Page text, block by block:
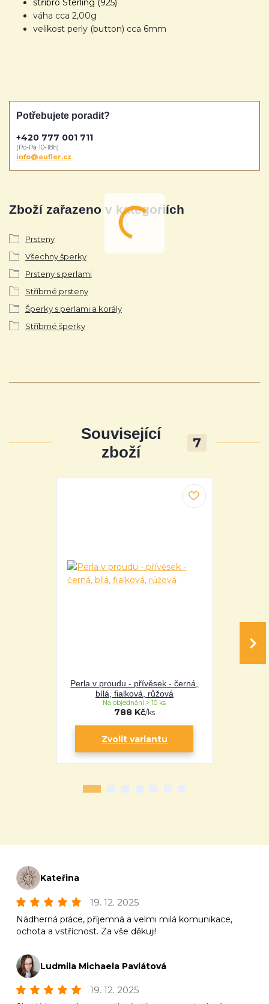
stříbro Sterling (925)
váha cca 2,00g
velikost perly (button) cca 6mm
Zboží zařazeno v kategoriích
Prsteny
Všechny šperky
Prsteny s perlami
Stříbrné prsteny
Šperky s perlami a korály
Stříbrné šperky
Potřebujete poradit?
+420 777 001 711
(Po-Pá 10-18h)
info@aufler.cz
Související
zboží
7
Perla v proudu - přívěsek - černá,
bílá, fialková, růžová
788 Kč/ks
Na objednání > 10 ks
Zvolit variantu
Kateřina
19. 12. 2025
Nádherná práce, příjemná a velmi milá komunikace,
ochota a vstřícnost. Za vše děkuji!
Ludmila Michaela Pavlátová
19. 12. 2025